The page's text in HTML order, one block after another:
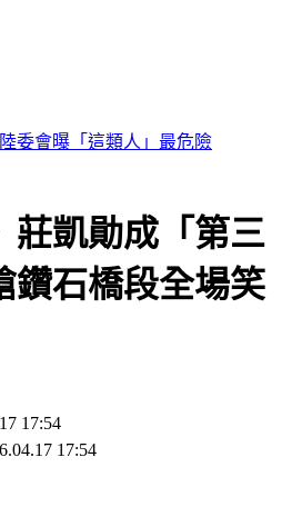
互動秀 每週六日花蓮鯉魚潭演出
莊凱勛成「第三
石橋段全場笑
17:54
17:54